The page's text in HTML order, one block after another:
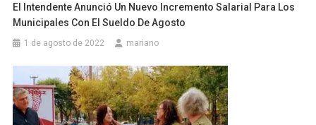
El Intendente Anunció Un Nuevo Incremento Salarial Para Los
Municipales Con El Sueldo De Agosto
1 de agosto de 2022 mariano